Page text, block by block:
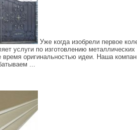
Уже когда изобрели первое
услуги по изготовлению
время оригинальностью идеи. Наша
...